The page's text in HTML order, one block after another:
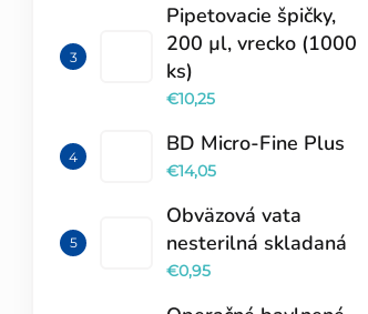
Pipetovacie špičky,
200 µl, vrecko (1000
ks)
€10,25
BD Micro-Fine Plus
€14,05
Obväzová vata
nesterilná skladaná
€0,95